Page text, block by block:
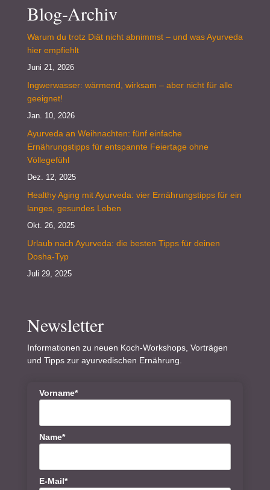
Blog-Archiv
Warum du trotz Diät nicht abnimmst – und was Ayurveda
hier empfiehlt
Juni 21, 2026
Ingwerwasser: wärmend, wirksam – aber nicht für alle
geeignet!
Jan. 10, 2026
Ayurveda an Weihnachten: fünf einfache
Ernährungstipps für entspannte Feiertage ohne
Völlegefühl
Dez. 12, 2025
Healthy Aging mit Ayurveda: vier Ernährungstipps für ein
langes, gesundes Leben
Okt. 26, 2025
Urlaub nach Ayurveda: die besten Tipps für deinen
Dosha-Typ
Juli 29, 2025
Newsletter
Informationen zu neuen Koch-Workshops, Vorträgen
und Tipps zur ayurvedischen Ernährung.
Vorname*
Name*
E-Mail*